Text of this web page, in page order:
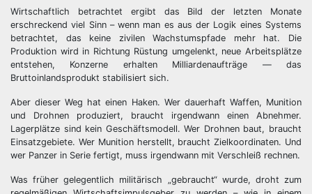
Wirtschaftlich betrachtet ergibt das Bild der letzten Monate
erschreckend viel Sinn – wenn man es aus der Logik eines Systems
betrachtet, das keine zivilen Wachstumspfade mehr hat. Die
Produktion wird in Richtung Rüstung umgelenkt, neue Arbeitsplätze
entstehen, Konzerne erhalten Milliardenaufträge — das
Bruttoinlandsprodukt stabilisiert sich.
Aber dieser Weg hat einen Haken. Wer dauerhaft Waffen, Munition
und Drohnen produziert, braucht irgendwann einen Abnehmer.
Lagerplätze sind kein Geschäftsmodell. Wer Drohnen baut, braucht
Einsatzgebiete. Wer Munition herstellt, braucht Zielkoordinaten. Und
wer Panzer in Serie fertigt, muss irgendwann mit Verschleiß rechnen.
Was früher gelegentlich militärisch „gebraucht“ wurde, droht zum